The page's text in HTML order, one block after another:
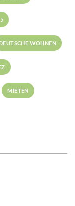
WOHNEN
MIETEN